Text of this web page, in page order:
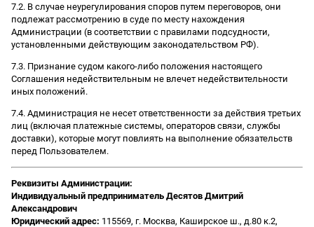
7.2. В случае неурегулирования споров путем переговоров, они
подлежат рассмотрению в суде по месту нахождения
Администрации (в соответствии с правилами подсудности,
установленными действующим законодательством РФ).
7.3. Признание судом какого-либо положения настоящего
Соглашения недействительным не влечет недействительности
иных положений.
7.4. Администрация не несет ответственности за действия третьих
лиц (включая платежные системы, операторов связи, службы
доставки), которые могут повлиять на выполнение обязательств
перед Пользователем.
Реквизиты Администрации:
Индивидуальный предприниматель Десятов Дмитрий
Александрович
Юридический адрес: 115569, г. Москва, Каширское ш., д.80 к.2,